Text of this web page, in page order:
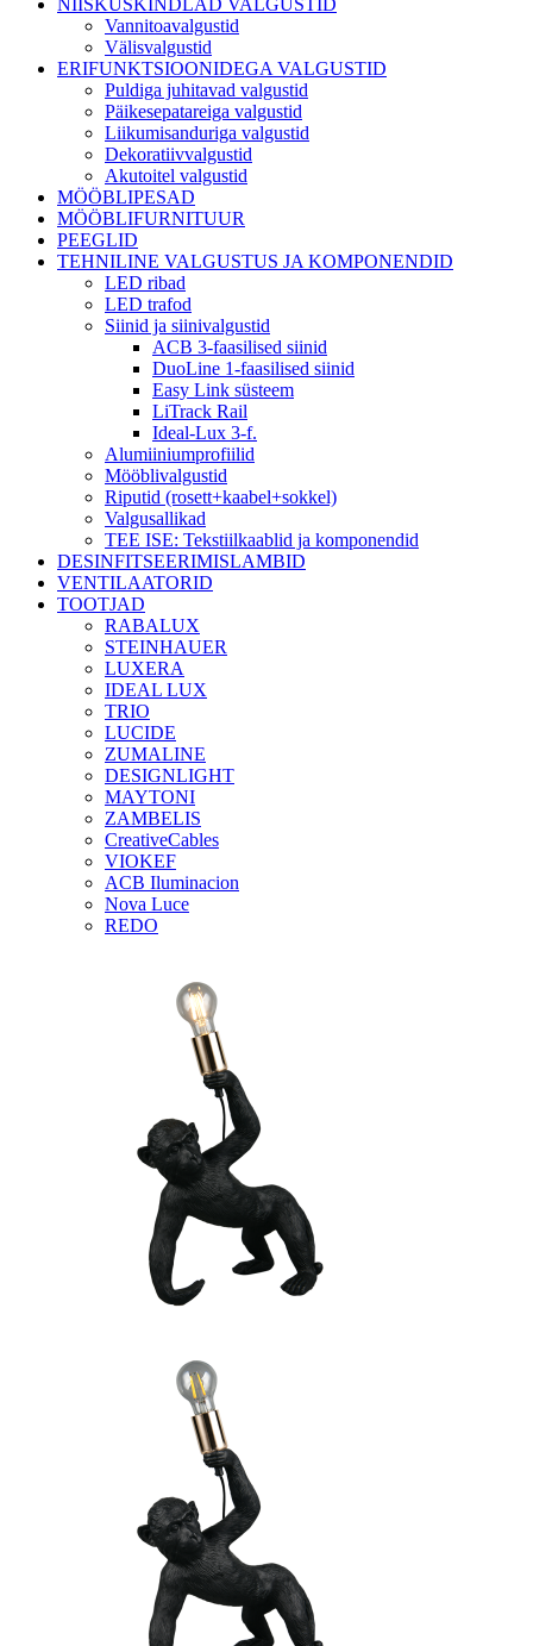
NIISKUSKINDLAD VALGUSTID
Vannitoavalgustid
Välisvalgustid
ERIFUNKTSIOONIDEGA VALGUSTID
Puldiga juhitavad valgustid
Päikesepatareiga valgustid
Liikumisanduriga valgustid
Dekoratiivvalgustid
Akutoitel valgustid
MÖÖBLIPESAD
MÖÖBLIFURNITUUR
PEEGLID
TEHNILINE VALGUSTUS JA KOMPONENDID
LED ribad
LED trafod
Siinid ja siinivalgustid
ACB 3-faasilised siinid
DuoLine 1-faasilised siinid
Easy Link süsteem
LiTrack Rail
Ideal-Lux 3-f.
Alumiiniumprofiilid
Mööblivalgustid
Riputid (rosett+kaabel+sokkel)
Valgusallikad
TEE ISE: Tekstiilkaablid ja komponendid
DESINFITSEERIMISLAMBID
VENTILAATORID
TOOTJAD
RABALUX
STEINHAUER
LUXERA
IDEAL LUX
TRIO
LUCIDE
ZUMALINE
DESIGNLIGHT
MAYTONI
ZAMBELIS
CreativeCables
VIOKEF
ACB Iluminacion
Nova Luce
REDO